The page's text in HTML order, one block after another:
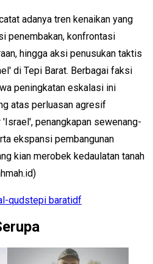
adanya tren kenaikan yang
penembakan, konfrontasi
hingga aksi penusukan taktis
di Tepi Barat. Berbagai faksi
peningkatan eskalasi ini
atas perluasan agresif
penangkapan sewenang-
ekspansi pembangunan
kian merobek kedaulatan tanah
qudstepi baratidf